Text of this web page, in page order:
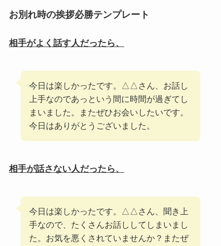
お別れ時の挨拶必勝テンプレート
相手がよく話す人だったら、
今日は楽しかったです。△△さん、お話し
上手なのであっという間に時間が過ぎてし
まいました。またぜひお会いしたいです。
今日はありがとうございました。
相手が話さない人だったら、
今日は楽しかったです。△△さん、聞き上
手なので、たくさんお話ししてしまいまし
た。お気を悪くされていませんか？またぜ